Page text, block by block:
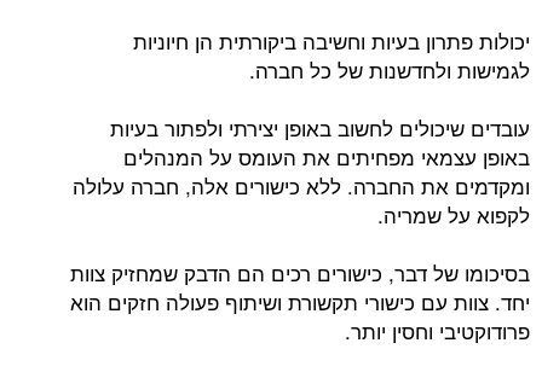
יכולות פתרון בעיות וחשיבה ביקורתית הן חיוניות
לגמישות ולחדשנות של כל חברה.
עובדים שיכולים לחשוב באופן יצירתי ולפתור בעיות
באופן עצמאי מפחיתים את העומס על המנהלים
ומקדמים את החברה. ללא כישורים אלה, חברה עלולה
לקפוא על שמריה.
בסיכומו של דבר, כישורים רכים הם הדבק שמחזיק צוות
יחד. צוות עם כישורי תקשורת ושיתוף פעולה חזקים הוא
פרודוקטיבי וחסין יותר.